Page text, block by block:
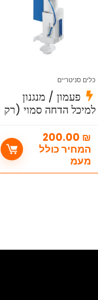
כלים סניטריים
פעמון / מנגנון
למיכל הדחה סמוי (רק
4232000 GROHE
200.00 ₪
המחיר כולל
מעמ